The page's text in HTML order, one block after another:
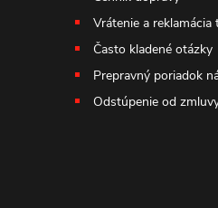
Vrátenie a reklamácia
Často kladené otázky
Prepravný poriadok
Odstúpenie od